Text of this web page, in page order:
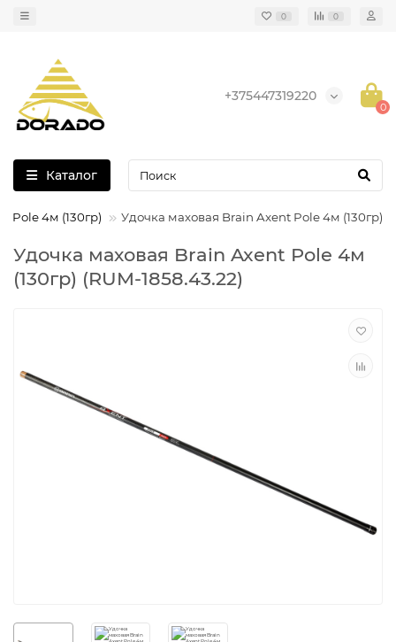
0 0
+375447319220
0
Каталог
Pole 4м (130гр) Удочка маховая Brain Axent Pole 4м (130гр)
Удочка маховая Brain Axent Pole 4м
(130гр) (RUM-1858.43.22)